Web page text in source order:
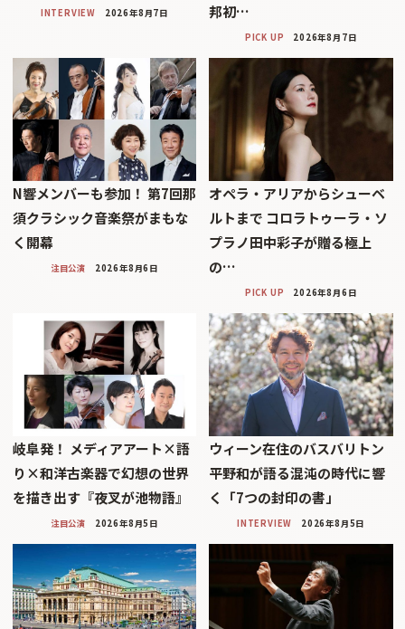
INTERVIEW 2026年8月7日
邦初…
PICK UP 2026年8月7日
N響メンバーも参加！ 第7回那
須クラシック音楽祭がまもな
く開幕
注目公演 2026年8月6日
オペラ・アリアからシューベ
ルトまで コロラトゥーラ・ソ
プラノ田中彩子が贈る極上
の…
PICK UP 2026年8月6日
岐阜発！ メディアアート×語
り×和洋古楽器で幻想の世界
を描き出す『夜叉が池物語』
注目公演 2026年8月5日
ウィーン在住のバスバリトン
平野和が語る混沌の時代に響
く「7つの封印の書」
INTERVIEW 2026年8月5日